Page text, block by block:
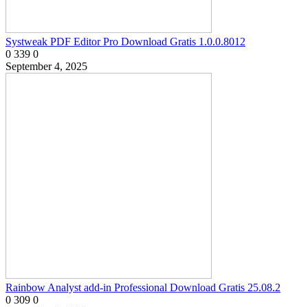
Systweak PDF Editor Pro Download Gratis 1.0.0.8012
0 339 0
September 4, 2025
Rainbow Analyst add-in Professional Download Gratis 25.08.2
0 309 0